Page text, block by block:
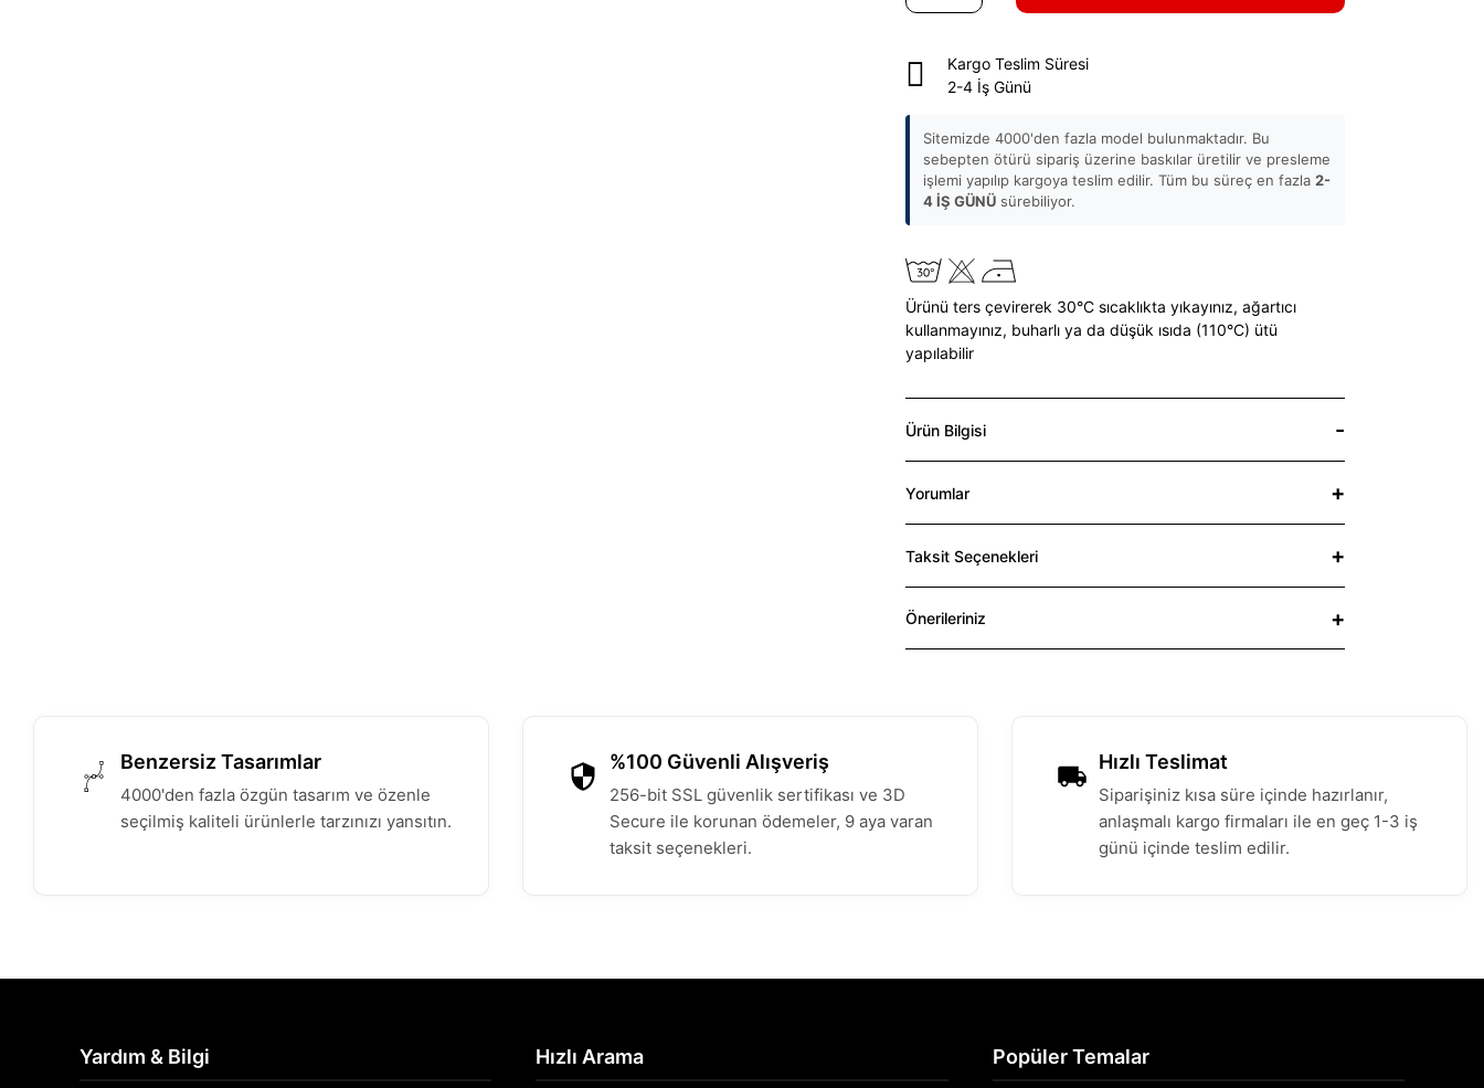
Kargo Teslim Süresi
2-4 İş Günü
Sitemizde 4000'den fazla model bulunmaktadır. Bu
sebepten ötürü sipariş üzerine baskılar üretilir ve presleme
işlemi yapılıp kargoya teslim edilir. Tüm bu süreç en fazla2-
4 İŞ GÜNÜ sürebiliyor.
Ürünü ters çevirerek 30°C sıcaklıkta yıkayınız, ağartıcı
kullanmayınız, buharlı ya da düşük ısıda (110°C) ütü
yapılabilir
Ürün Bilgisi
Yorumlar
Taksit Seçenekleri
Önerileriniz
Benzersiz Tasarımlar
4000'den fazla özgün tasarım ve özenle
seçilmiş kaliteli ürünlerle tarzınızı yansıtın.
%100 Güvenli Alışveriş
256-bit SSL güvenlik sertifikası ve 3D
Secure ile korunan ödemeler, 9 aya varan
taksit seçenekleri.
Hızlı Teslimat
Siparişiniz kısa süre içinde hazırlanır,
anlaşmalı kargo firmaları ile en geç 1-3 iş
günü içinde teslim edilir.
Yardım & Bilgi Hızlı Arama Popüler Temalar